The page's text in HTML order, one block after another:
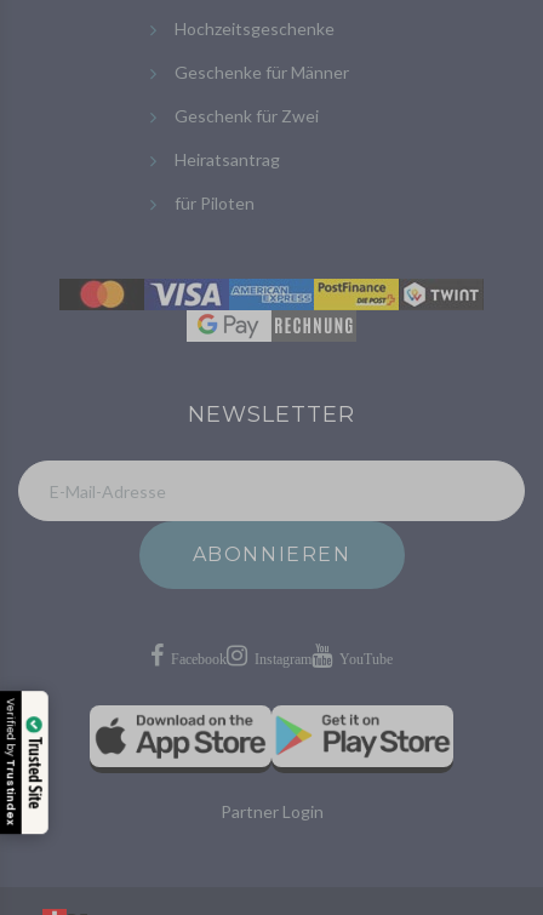
Hochzeitsgeschenke
Geschenke für Männer
Geschenk für Zwei
Heiratsantrag
für Piloten
NEWSLETTER
ABONNIEREN
Partner Login
Trusted Site
Verified by
Trustindex